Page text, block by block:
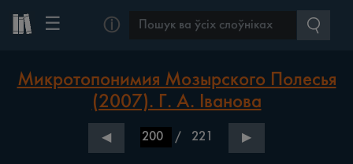
☰ ⓘ
Микротопонимия Мозырского Полесья
(2007). Г. А. Іванова
◀ / 221 ▶